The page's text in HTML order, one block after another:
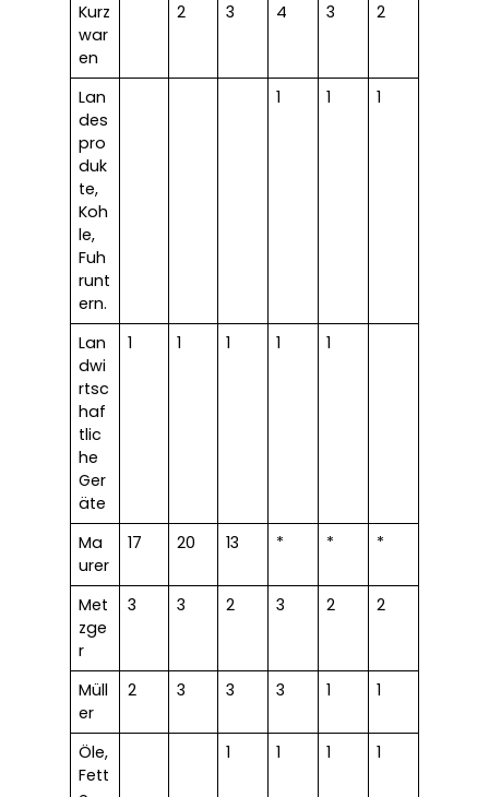
Kurz
war
en
2 3 4 3 2
Lan
des
pro
duk
te,
Koh
le,
Fuh
runt
ern.
1 1 1
Lan
dwi
rtsc
haf
tlic
he
Ger
äte
1 1 1 1 1
Ma
urer
17 20 13 * * *
Met
zge
r
3 3 2 3 2 2
Müll
er
2 3 3 3 1 1
Öle,
Fett
1 1 1 1